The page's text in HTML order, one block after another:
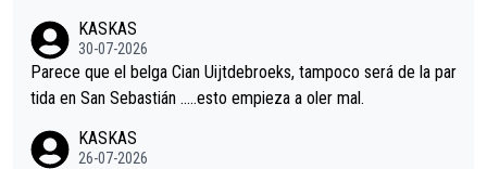
s.La única buena noticia es la mejoría de Enric Más en San Seb
astian.Si en la Vuelta a Burgos sigue la mejoría, podríamos ten
er alguna sorpresa en la Vuelta.Ojalá.
KASKAS
30-07-2026
Parece que el belga Cian Uijtdebroeks, tampoco será de la par
tida en San Sebastián …..esto empieza a oler mal.
KASKAS
26-07-2026